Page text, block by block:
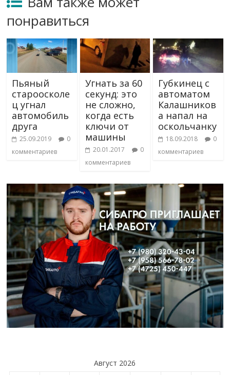
понравиться
Пьяный
староосколе
ц угнал
автомобиль
друга
25.09.2019
0
комментариев
Угнать за 60
секунд: это
не сложно,
когда есть
ключи от
машины
20.01.2017
0
комментариев
Губкинец с
автоматом
Калашников
а напал на
оскольчанку
18.09.2018
0
комментариев
Август 2026